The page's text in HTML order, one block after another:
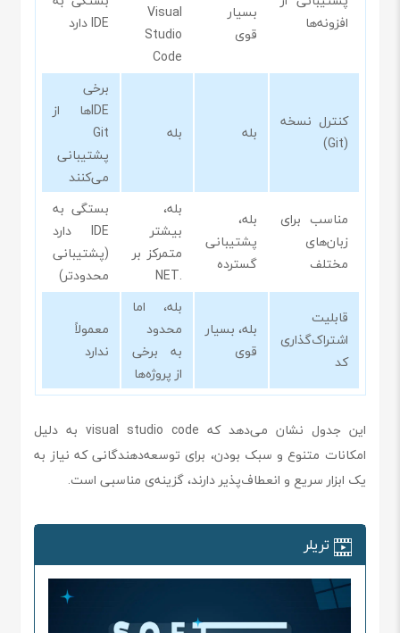
افزونه‌ها
بسیار
قوی
Visual
Studio
Code
IDE دارد
کنترل نسخه
(Git)
بله بله
برخی
IDEها از
Git
پشتیبانی
می‌کنند
مناسب برای
زبان‌های
مختلف
بله،
پشتیبانی
گسترده
بله،
بیشتر
متمرکز بر
.NET
بستگی به
IDE دارد
(پشتیبانی
محدودتر)
قابلیت
اشتراک‌گذاری
کد
بله، بسیار
قوی
بله، اما
محدود
به برخی
از پروژه‌ها
معمولاً
ندارد
این جدول نشان می‌دهد که visual studio code به دلیل
امکانات متنوع و سبک بودن، برای توسعه‌دهندگانی که نیاز به
یک ابزار سریع و انعطاف‌پذیر دارند، گزینه‌ی مناسبی است.
تریلر